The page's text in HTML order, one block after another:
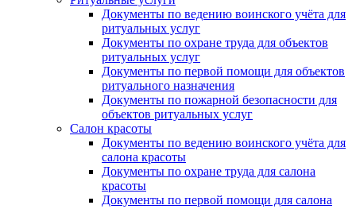
Документы по ведению воинского учёта для
ритуальных услуг
Документы по охране труда для объектов
ритуальных услуг
Документы по первой помощи для объектов
ритуального назначения
Документы по пожарной безопасности для
объектов ритуальных услуг
Салон красоты
Документы по ведению воинского учёта для
салона красоты
Документы по охране труда для салона
красоты
Документы по первой помощи для салона